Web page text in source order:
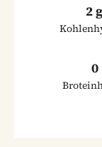
2
0